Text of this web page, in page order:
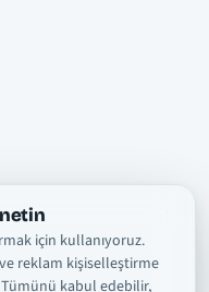
için kullanıyoruz.
reklam kişiselleştirme
kabul edebilir,